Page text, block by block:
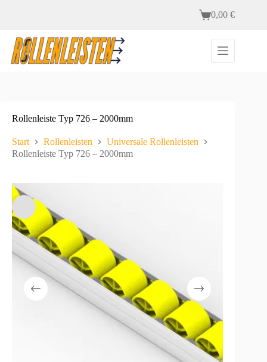
Warenkorb
0,00€
Rollenleiste Typ 726 – 2000mm
Start Rollenleisten
Universale Rollenleisten
Rollenleiste Typ 726 – 2000mm